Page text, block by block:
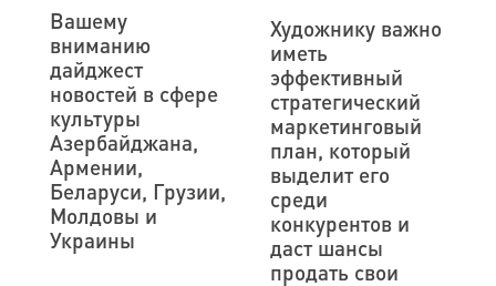
Вашему
вниманию
дайджест
новостей в сфере
культуры
Азербайджана,
Армении,
Беларуси, Грузии,
Молдовы и
Украины
Художнику важно
иметь
эффективный
стратегический
маркетинговый
план, который
выделит его
среди
конкурентов и
даст шансы
продать свои